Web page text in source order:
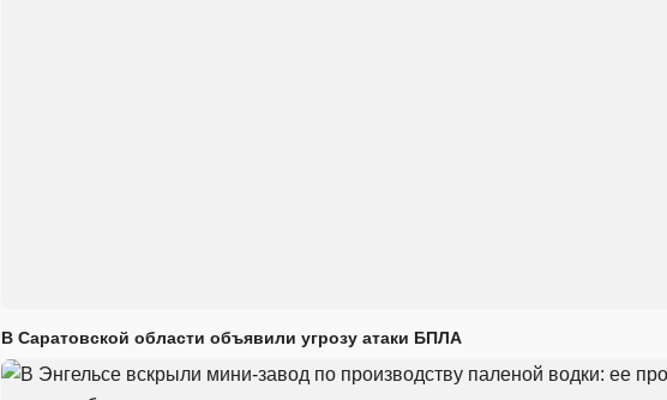
В Саратовской области объявили угрозу атаки БПЛА